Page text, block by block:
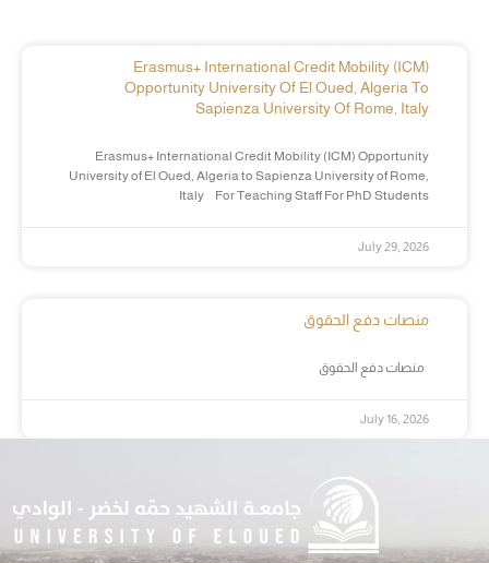
Erasmus+ International Credit Mobility (ICM)
Opportunity University Of El Oued, Algeria To
Sapienza University Of Rome, Italy
Erasmus+ International Credit Mobility (ICM) Opportunity
University of El Oued, Algeria to Sapienza University of Rome,
Italy For Teaching Staff For PhD Students
July 29, 2026
منصات دفع الحقوق
July 16, 2026